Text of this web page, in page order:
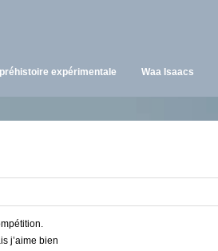
expérimentale Waa Isaacs
j’aime bien